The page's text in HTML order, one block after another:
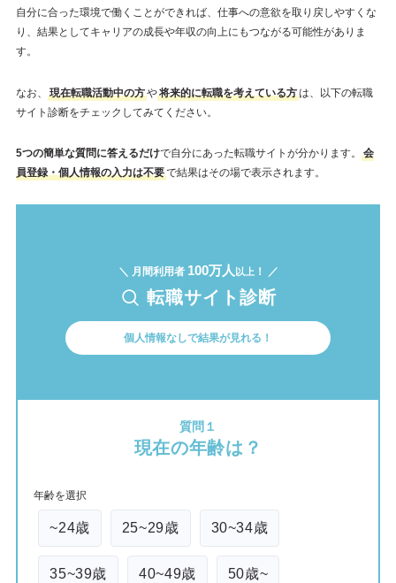
自分に合った環境で働くことができれば、仕事への意欲を取り戻しやすくな
り、結果としてキャリアの成長や年収の向上にもつながる可能性がありま
す。
なお、 現在転職活動中の方や将来的に転職を考えている方は、以下の転職
サイト診断をチェックしてみてください。
5つの簡単な質問に答えるだけで自分にあった転職サイトが分かります。
会
員登録・個人情報の入力は不要で結果はその場で表示されます。
＼ 月間利用者 100万人 以上 ！ ／
転職サイト診断
個人情報なしで結果が見れる！
質問１
現在の年齢は？
年齢を選択
~24歳 25~29歳 30~34歳
35~39歳 40~49歳 50歳~